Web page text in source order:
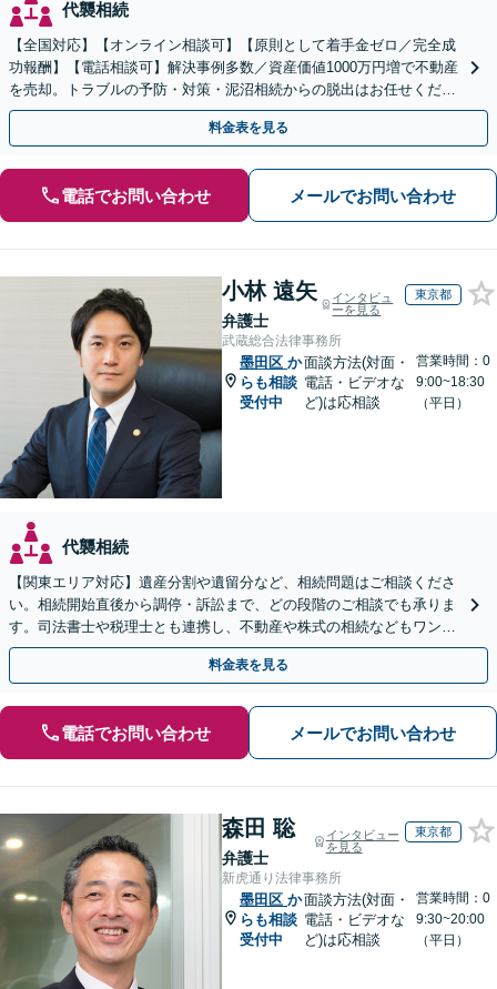
代襲相続
【全国対応】【オンライン相談可】【原則として着手金ゼロ／完全成
功報酬】【電話相談可】解決事例多数／資産価値1000万円増で不動産
を売却。トラブルの予防・対策・泥沼相続からの脱出はお任せくださ
い！法律と税務を一体的に対応します
料金表を見る
電話でお問い合わせ メールでお問い合わせ
小林 遠矢
弁護士
インタビュ
ーを見る
東京都
武蔵総合法律事務所
墨田区 か
らも相談
受付中
面談方法(対面・
電話・ビデオな
ど)は応相談
営業時間：0
9:00~18:30
（平日）
代襲相続
【関東エリア対応】遺産分割や遺留分など、相続問題はご相談くださ
い。相続開始直後から調停・訴訟まで、どの段階のご相談でも承りま
す。司法書士や税理士とも連携し、不動産や株式の相続などもワンス
トップで対応可能。遺言書作成や事業承継のご相談にも対応
料金表を見る
電話でお問い合わせ メールでお問い合わせ
森田 聡
弁護士
インタビュー
を見る
東京都
新虎通り法律事務所
墨田区 か
らも相談
受付中
面談方法(対面・
電話・ビデオな
ど)は応相談
営業時間：0
9:30~20:00
（平日）